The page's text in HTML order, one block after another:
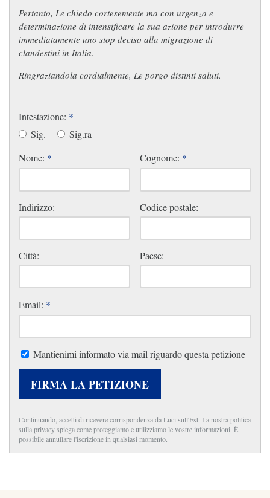
Pertanto, Le chiedo cortesemente ma con urgenza e
determinazione di intensificare la sua azione per introdurre
immediatamente uno stop deciso alla migrazione di
clandestini in Italia.
Ringraziandola cordialmente, Le porgo distinti saluti.
Intestazione: *
Sig.
Sig.ra
Nome: * Cognome: *
Indirizzo: Codice postale:
Città: Paese:
Email: *
Mantienimi informato via mail riguardo questa petizione
FIRMA LA PETIZIONE
Continuando, accetti di ricevere corrispondenza da Luci sull'Est. La nostra politica
sulla privacy spiega come proteggiamo e utilizziamo le vostre informazioni. È
possibile annullare l'iscrizione in qualsiasi momento.